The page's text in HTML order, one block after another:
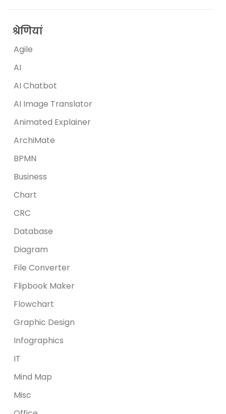
श्रेणियां
Agile
AI
AI Chatbot
AI Image Translator
Animated Explainer
ArchiMate
BPMN
Business
Chart
CRC
Database
Diagram
File Converter
Flipbook Maker
Flowchart
Graphic Design
Infographics
IT
Mind Map
Misc